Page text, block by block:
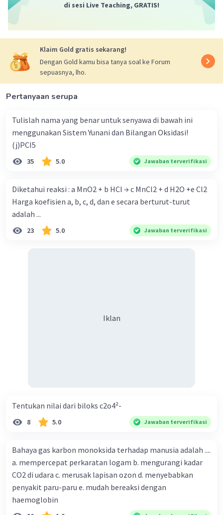
di sesi Live Teaching, GRATIS!
Klaim Gold gratis sekarang!
Dengan Gold kamu bisa tanya soal ke Forum
sepuasnya, lho.
Pertanyaan serupa
Tulislah nama yang benar untuk senyawa di bawah ini
menggunakan Sistem Yunani dan Bilangan Oksidasi!
(j)PCI5
35 5.0 Jawaban terverifikasi
Diketahui reaksi : a MnO2 + b HCl → c MnCl2 + d H2O +e Cl2
Harga koefisien a, b, c, d, dan e secara berturut-turut
adalah ...
23 5.0 Jawaban terverifikasi
Iklan
Tentukan nilai dari biloks c2o4²-
8 5.0 Jawaban terverifikasi
Bahaya gas karbon monoksida terhadap manusia adalah ....
a. mempercepat perkaratan logam b. mengurangi kadar
CO2 di udara c. merusak lapisan ozon d. menyebabkan
penyakit paru-paru e. mudah bereaksi dengan
haemoglobin